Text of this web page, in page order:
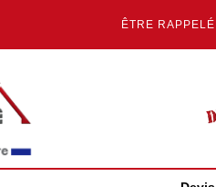
ÊTRE RAPPELÉ